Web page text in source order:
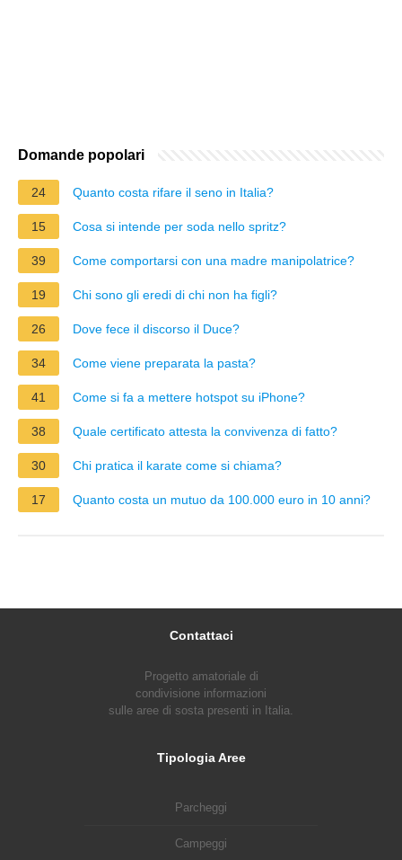
Domande popolari
24 Quanto costa rifare il seno in Italia?
15 Cosa si intende per soda nello spritz?
39 Come comportarsi con una madre manipolatrice?
19 Chi sono gli eredi di chi non ha figli?
26 Dove fece il discorso il Duce?
34 Come viene preparata la pasta?
41 Come si fa a mettere hotspot su iPhone?
38 Quale certificato attesta la convivenza di fatto?
30 Chi pratica il karate come si chiama?
17 Quanto costa un mutuo da 100.000 euro in 10 anni?
Contattaci
Progetto amatoriale di
condivisione informazioni
sulle aree di sosta presenti in Italia.
Tipologia Aree
Parcheggi
Campeggi